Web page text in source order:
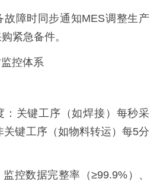
故障时同步通知MES调整生产
紧急备件。
控体系
：关键工序（如焊接）每秒采
键工序（如物料转运）每5分
控数据完整率（≥99.9%）、